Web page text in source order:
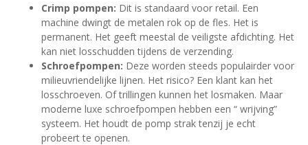
Crimp pompen: Dit is standaard voor retail. Een
machine dwingt de metalen rok op de fles. Het is
permanent. Het geeft meestal de veiligste afdichting. Het
kan niet losschudden tijdens de verzending.
Schroefpompen: Deze worden steeds populairder voor
milieuvriendelijke lijnen. Het risico? Een klant kan het
losschroeven. Of trillingen kunnen het losmaken. Maar
moderne luxe schroefpompen hebben een “ wrijving”
systeem. Het houdt de pomp strak tenzij je echt
probeert te openen.